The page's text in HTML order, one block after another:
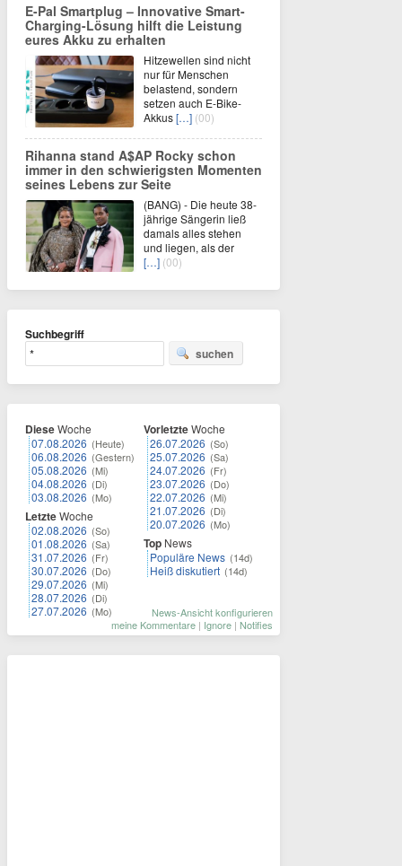
E-Pal Smartplug – Innovative Smart-
Charging-Lösung hilft die Leistung
eures Akku zu erhalten
Hitzewellen sind nicht
nur für Menschen
belastend, sondern
setzen auch E-Bike-
Akkus[…] (00)
Rihanna stand A$AP Rocky schon
immer in den schwierigsten Momenten
seines Lebens zur Seite
(BANG) - Die heute 38-
jährige Sängerin ließ
damals alles stehen
und liegen, als der
[…] (00)
Suchbegriff
suchen
DieseWoche
07.08.2026 (Heute)
06.08.2026 (Gestern)
05.08.2026 (Mi)
04.08.2026 (Di)
03.08.2026 (Mo)
LetzteWoche
02.08.2026 (So)
01.08.2026 (Sa)
31.07.2026 (Fr)
30.07.2026 (Do)
29.07.2026 (Mi)
28.07.2026 (Di)
27.07.2026 (Mo)
VorletzteWoche
26.07.2026 (So)
25.07.2026 (Sa)
24.07.2026 (Fr)
23.07.2026 (Do)
22.07.2026 (Mi)
21.07.2026 (Di)
20.07.2026 (Mo)
Top News
Populäre News (14d)
Heiß diskutiert (14d)
News-Ansicht konfigurieren
meine Kommentare | Ignore | Notifies